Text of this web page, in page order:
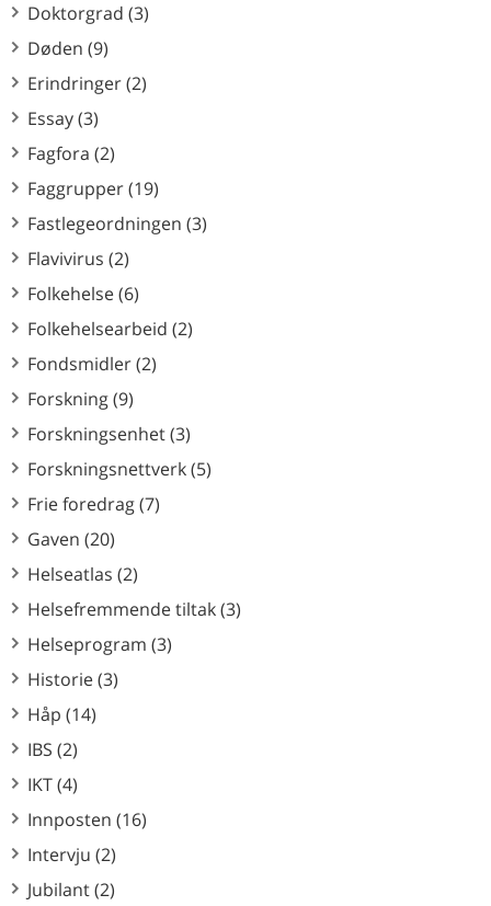
Doktorgrad (3)
Døden (9)
Erindringer (2)
Essay (3)
Fagfora (2)
Faggrupper (19)
Fastlegeordningen (3)
Flavivirus (2)
Folkehelse (6)
Folkehelsearbeid (2)
Fondsmidler (2)
Forskning (9)
Forskningsenhet (3)
Forskningsnettverk (5)
Frie foredrag (7)
Gaven (20)
Helseatlas (2)
Helsefremmende tiltak (3)
Helseprogram (3)
Historie (3)
Håp (14)
IBS (2)
IKT (4)
Innposten (16)
Intervju (2)
Jubilant (2)